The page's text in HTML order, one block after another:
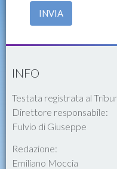
INVIA
INFO
Testata registrata al
Direttore responsabile:
Fulvio di Giuseppe
Redazione:
Emiliano Moccia